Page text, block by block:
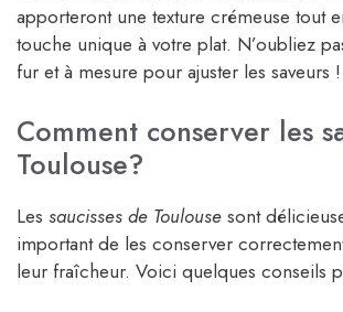
apporteront une texture crémeuse tout
touche unique à votre plat. N’oubliez
fur et à mesure pour ajuster les saveurs !
Comment conserver les
Toulouse?
Les saucisses de Toulouse sont
important de les conserver
leur fraîcheur. Voici quelques conseils